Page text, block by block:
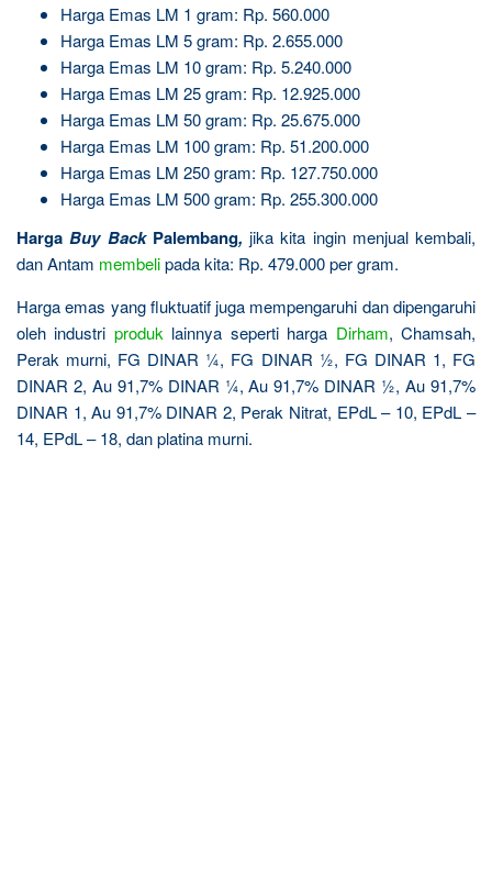
Harga Emas LM 1 gram: Rp. 560.000
Harga Emas LM 5 gram: Rp. 2.655.000
Harga Emas LM 10 gram: Rp. 5.240.000
Harga Emas LM 25 gram: Rp. 12.925.000
Harga Emas LM 50 gram: Rp. 25.675.000
Harga Emas LM 100 gram: Rp. 51.200.000
Harga Emas LM 250 gram: Rp. 127.750.000
Harga Emas LM 500 gram: Rp. 255.300.000
HargaBuy Back Palembang, jika kita ingin menjual kembali,
dan Antam membelipada kita: Rp. 479.000 per gram.
Harga emas yang fluktuatif juga mempengaruhi dan dipengaruhi
oleh industri produk lainnya seperti harga Dirham, Chamsah,
Perak murni, FG DINAR ¼, FG DINAR ½, FG DINAR 1, FG
DINAR 2, Au 91,7% DINAR ¼, Au 91,7% DINAR ½, Au 91,7%
DINAR 1, Au 91,7% DINAR 2, Perak Nitrat, EPdL – 10, EPdL –
14, EPdL – 18, dan platina murni.